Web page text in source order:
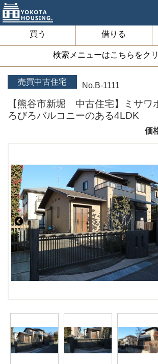
買う 借りる
検索メニューはこちらをク
売買中古住宅 No.B-1111
【熊谷市新堀 中古住宅】ミサワ
ろびろバルコニーのある4LDK
価